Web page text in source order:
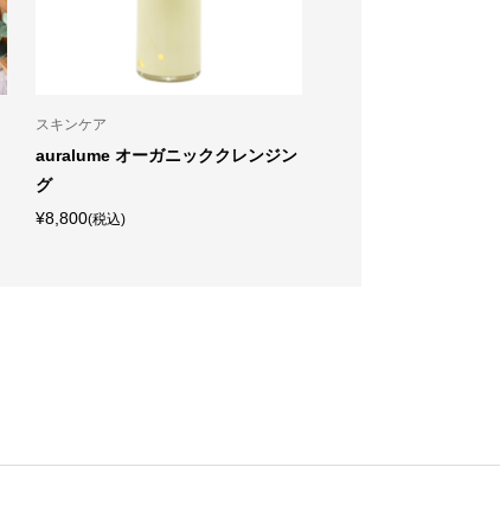
スキンケア
auralume オーガニッククレンジン
グ
¥8,800(税込)